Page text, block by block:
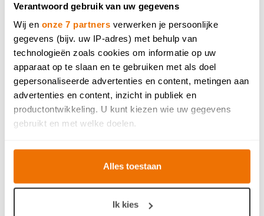
Verantwoord gebruik van uw gegevens
Wij en onze 7 partners verwerken je persoonlijke
gegevens (bijv. uw IP-adres) met behulp van
technologieën zoals cookies om informatie op uw
apparaat op te slaan en te gebruiken met als doel
gepersonaliseerde advertenties en content, metingen aan
advertenties en content, inzicht in publiek en
productontwikkeling. U kunt kiezen wie uw gegevens
gebruikt en met welke doelen.
Als u het toestaat, willen we ook graag:
Informatie verzamelen over uw geografische locatie,
die tot een paar meter nauwkeurig kan zijn
op specifieke eigenschappen (fingerprinting)
Alles toestaan
Ik kies
Andere klantgetuigenissen